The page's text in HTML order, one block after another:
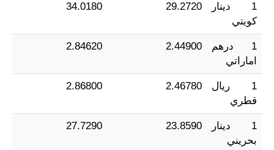
1 دينار
كويتي
29.2720
34.0180
1 درهم
اماراتي
2.44900
2.84620
1 ريال
قطري
2.46780
2.86800
1 دينار
بحريني
23.8590
27.7290